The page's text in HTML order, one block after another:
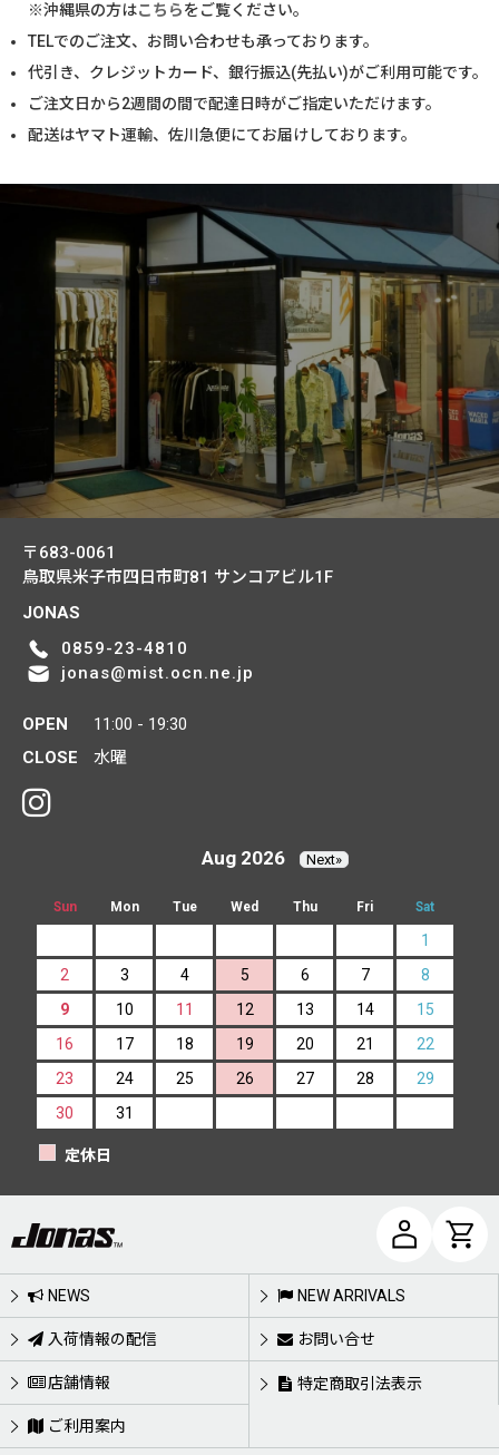
※沖縄県の方はこちらをご覧ください。
TELでのご注文、お問い合わせも承っております。
代引き、クレジットカード、銀行振込(先払い)がご利用可能です。
ご注文日から2週間の間で配達日時がご指定いただけます。
配送はヤマト運輸、佐川急便にてお届けしております。
〒683-0061
鳥取県米子市四日市町81 サンコアビル1F
JONAS
0859-23-4810
jonas@mist.ocn.ne.jp
OPEN
11:00 - 19:30
CLOSE
水曜
Aug 2026 Next»
Sun Mon Tue Wed Thu Fri Sat
1
2
3 4 5 6 7
8
9
10 11 12 13 14
15
16
17 18 19 20 21
22
23
24 25 26 27 28
29
30
31
定休日
NEWS NEW ARRIVALS
入荷情報の配信 お問い合せ
店舗情報 特定商取引法表示
ご利用案内